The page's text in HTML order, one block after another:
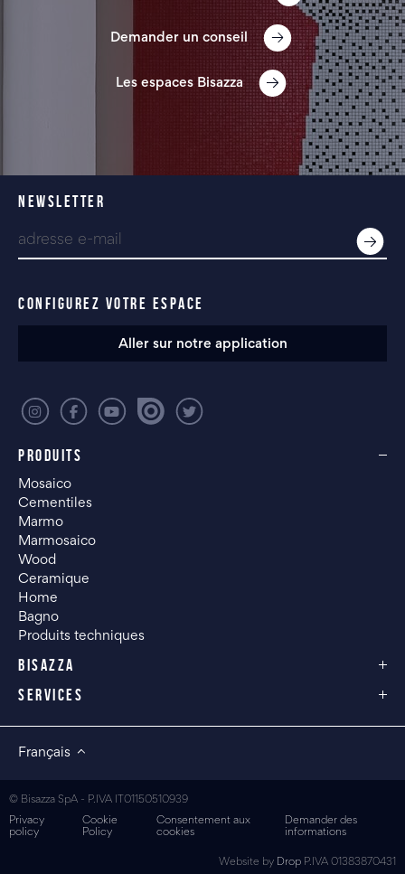
Demander un conseil
Les espaces Bisazza
PRODUITS
Mosaico
Cementiles
Marmo
Marmosaico
Wood
Ceramique
Home
Bagno
Produits techniques
BISAZZA
SERVICES
NEWSLETTER
CONFIGUREZ VOTRE ESPACE
Aller sur notre application
Français
© Bisazza SpA - P.IVA IT01150510939
Privacy
policy
Cookie
Policy
Consentement aux
cookies
Demander des
informations
Website by Drop P.IVA 01383870431